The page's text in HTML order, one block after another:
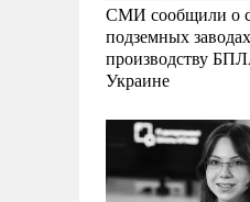
СМИ сообщили о
подземных
производству
Украине